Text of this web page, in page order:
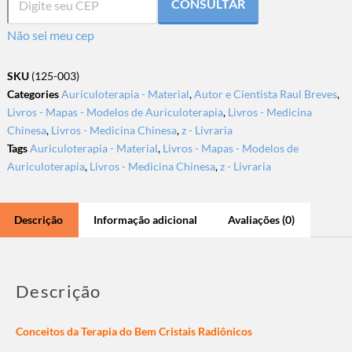
CONSULTAR
Não sei meu cep
SKU (125-003)
CategoriesAuriculoterapia - Material,Autor e Cientista Raul Breves,
Livros - Mapas - Modelos de Auriculoterapia, Livros - Medicina
Chinesa, Livros - Medicina Chinesa,z - Livraria
TagsAuriculoterapia - Material, Livros - Mapas - Modelos de
Auriculoterapia, Livros - Medicina Chinesa,z - Livraria
Descrição Informação adicional Avaliações (0)
Descrição
Conceitos da Terapia do Bem Cristais Radiônicos